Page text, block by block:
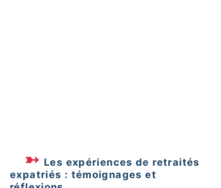
Les expériences de retraités
expatriés : témoignages et